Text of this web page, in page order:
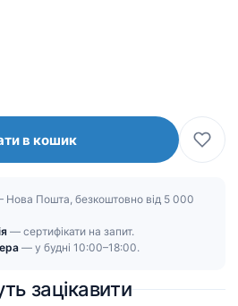
в кошик
Нова Пошта, безкоштовно від 5 000
— сертифікати на запит.
— у будні 10:00–18:00.
зацікавити